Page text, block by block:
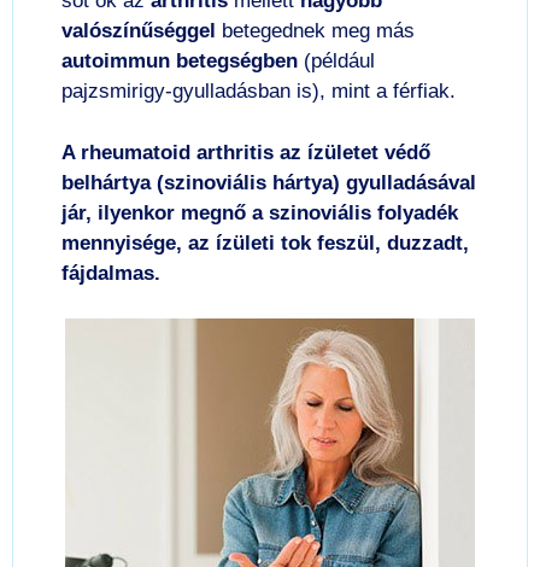
valószínűséggel
betegednek meg más
autoimmun betegségben (például
pajzsmirigy-gyulladásban is), mint a férfiak.
A rheumatoid arthritis az ízületet védő
belhártya (szinoviális hártya) gyulladásával
jár, ilyenkor megnő a szinoviális folyadék
mennyisége, az ízületi tok feszül, duzzadt,
fájdalmas.